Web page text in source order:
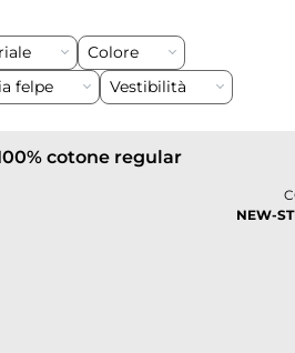
Colore
felpe Vestibilità
cotone regular
NEW-